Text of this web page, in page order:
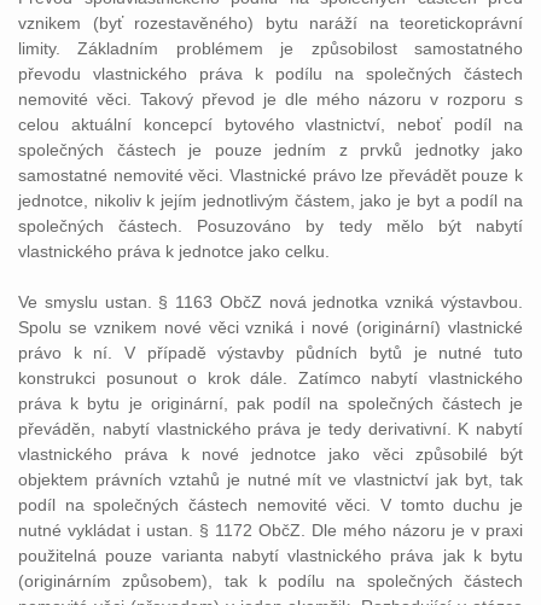
vznikem (byť rozestavěného) bytu naráží na teoretickoprávní
limity. Základním problémem je způsobilost samostatného
převodu vlastnického práva k podílu na společných částech
nemovité věci. Takový převod je dle mého názoru v rozporu s
celou aktuální koncepcí bytového vlastnictví, neboť podíl na
společných částech je pouze jedním z prvků jednotky jako
samostatné nemovité věci. Vlastnické právo lze převádět pouze k
jednotce, nikoliv k jejím jednotlivým částem, jako je byt a podíl na
společných částech. Posuzováno by tedy mělo být nabytí
vlastnického práva k jednotce jako celku.
Ve smyslu ustan. § 1163 ObčZ nová jednotka vzniká výstavbou.
Spolu se vznikem nové věci vzniká i nové (originární) vlastnické
právo k ní. V případě výstavby půdních bytů je nutné tuto
konstrukci posunout o krok dále. Zatímco nabytí vlastnického
práva k bytu je originární, pak podíl na společných částech je
převáděn, nabytí vlastnického práva je tedy derivativní. K nabytí
vlastnického práva k nové jednotce jako věci způsobilé být
objektem právních vztahů je nutné mít ve vlastnictví jak byt, tak
podíl na společných částech nemovité věci. V tomto duchu je
nutné vykládat i ustan. § 1172 ObčZ. Dle mého názoru je v praxi
použitelná pouze varianta nabytí vlastnického práva jak k bytu
(originárním způsobem), tak k podílu na společných částech